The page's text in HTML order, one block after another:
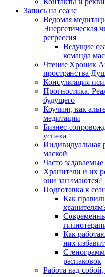
Контакты и
Запись на сеанс
Ведомая
Энергетическая
регрессия
Ведущие
команда
Чтение Хроник
пространства
Консультация
Прогностика.
будущего
Коучинг, как
медитации
Бизнес-
успеха
Индивидуальная
маской
Часто
Хранители и их
они занимаются?
Подготовка к
Как
Как
них
распаковок
Работа над